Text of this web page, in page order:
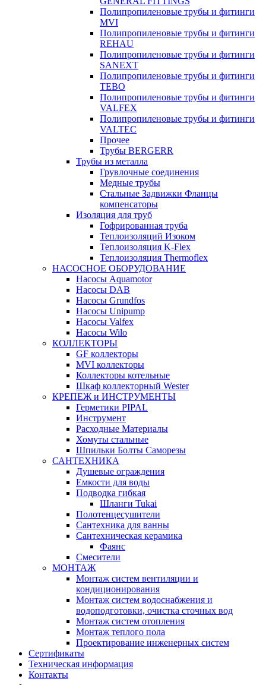
Полипропиленовые трубы и фитинги
MVI
Полипропиленовые трубы и фитинги
REHAU
Полипропиленовые трубы и фитинги
SANEXT
Полипропиленовые трубы и фитинги
TEBO
Полипропиленовые трубы и фитинги
VALFEX
Полипропиленовые трубы и фитинги
VALTEC
Прочее
Трубы BERGERR
Трубы из металла
Грувлочные соединения
Медные трубы
Стальные Задвижки Фланцы
компенсаторы
Изоляция для труб
Гофрированная труба
Теплоизоляций Изоком
Теплоизоляция K-Flex
Теплоизоляция Thermoflex
НАСОСНОЕ ОБОРУДОВАНИЕ
Насосы Aquamotor
Насосы DAB
Насосы Grundfos
Насосы Unipump
Насосы Valfex
Насосы Wilo
КОЛЛЕКТОРЫ
GF коллекторы
MVI коллекторы
Коллекторы котельные
Шкаф коллекторный Wester
КРЕПЕЖ и ИНСТРУМЕНТЫ
Герметики PIPAL
Инструмент
Расходные Материалы
Хомуты стальные
Шпильки Болты Саморезы
САНТЕХНИКА
Душевые ограждения
Емкости для воды
Подводка гибкая
Шланги Tukai
Полотенцесушители
Сантехника для ванны
Сантехническая керамика
Фаянс
Смесители
МОНТАЖ
Монтаж систем вентиляции и
кондиционирования
Монтаж систем водоснабжения и
водоподготовки, очистка сточных вод
Монтаж систем отопления
Монтаж теплого пола
Проектирование инженерных систем
Сертификаты
Техническая информация
Контакты